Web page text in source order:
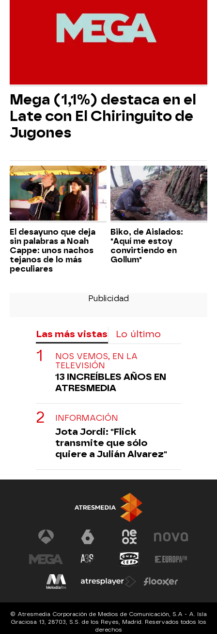
Mega (1,1%) destaca en el
Late con El Chiringuito de
Jugones
El desayuno que deja
sin palabras a Noah
Cappe: unos nachos
tejanos de lo más
peculiares
Biko, de Aislados:
"Aquí me estoy
convirtiendo en
Gollum"
Las más vistas Lo último
NOS VEMOS, EN LA
TELEVISIÓN
13 INCREÍBLES AÑOS EN
ATRESMEDIA
INFORMACIÓN
Jota Jordi: "Flick
transmite que sólo
quiere a Julián Alvarez"
© Atresmedia Corporación de Medios de Comunicación, S.A - A. Isla
Graciosa 13, 28703, S.S. de los Reyes, Madrid. Reservados todos los
derechos